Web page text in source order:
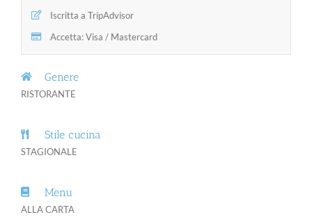
Iscritta a TripAdvisor
Accetta: Visa / Mastercard
Genere
RISTORANTE
Stile cucina
STAGIONALE
Menu
ALLA CARTA